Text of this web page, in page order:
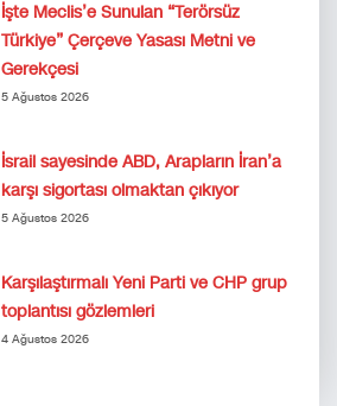
İşte Meclis’e Sunulan “Terörsüz
Türkiye” Çerçeve Yasası Metni ve
Gerekçesi
5 Ağustos 2026
İsrail sayesinde ABD, Arapların İran’a
karşı sigortası olmaktan çıkıyor
5 Ağustos 2026
Karşılaştırmalı Yeni Parti ve CHP grup
toplantısı gözlemleri
4 Ağustos 2026